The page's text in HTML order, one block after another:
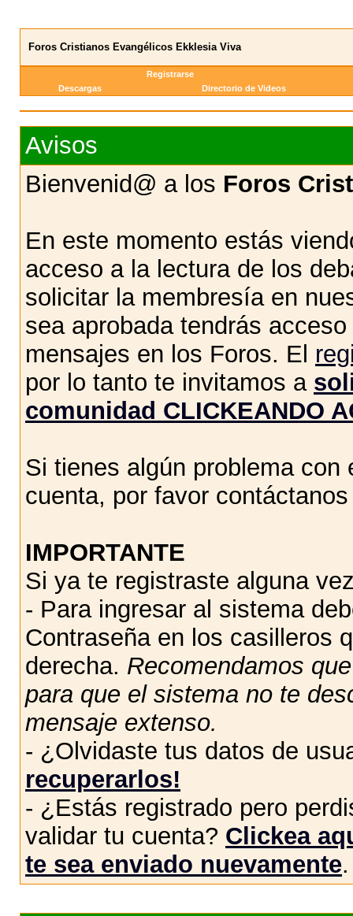
Foros Cristianos Evangélicos Ekklesia Viva
Registrarse
Descargas
Directorio de Videos
Avisos
Bienvenid@ a los Foros
En este momento estás
acceso a la lectura de los
solicitar la membresía en
sea aprobada tendrás
mensajes en los Foros. El
por lo tanto te invitamos a
comunidad CLICKEANDO
Si tienes algún problema
cuenta, por favor
IMPORTANTE
Si ya te registraste alguna
- Para ingresar al sistema
Contraseña en los casilleros
derecha. Recomendamos
para que el sistema no te
mensaje extenso.
- ¿Olvidaste tus datos de
recuperarlos!
- ¿Estás registrado pero
validar tu cuenta? Clickea
te sea enviado nuevamente.